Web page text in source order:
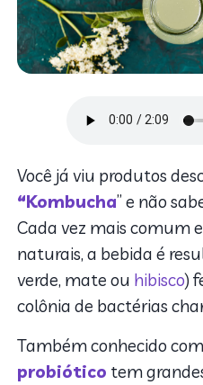
Você já viu produtos
“Kombucha” e não
Cada vez mais comum
naturais, a bebida é
verde, mate ou hibisco)
colônia de bactérias
Também conhecido
probiótico tem